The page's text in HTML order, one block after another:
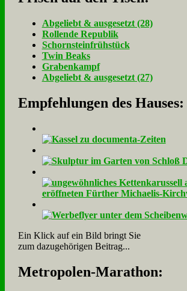
Ab­ge­liebt & aus­ge­setzt (28)
Rol­len­de Re­pu­blik
Schorn­stein­früh­stück
Twin Beaks
Gra­ben­kampf
Ab­ge­liebt & aus­ge­setzt (27)
Empfehlungen des Hauses:
Ein Klick auf ein Bild bringt Sie
zum dazugehörigen Beitrag...
Me­tro­po­len-Ma­ra­thon: